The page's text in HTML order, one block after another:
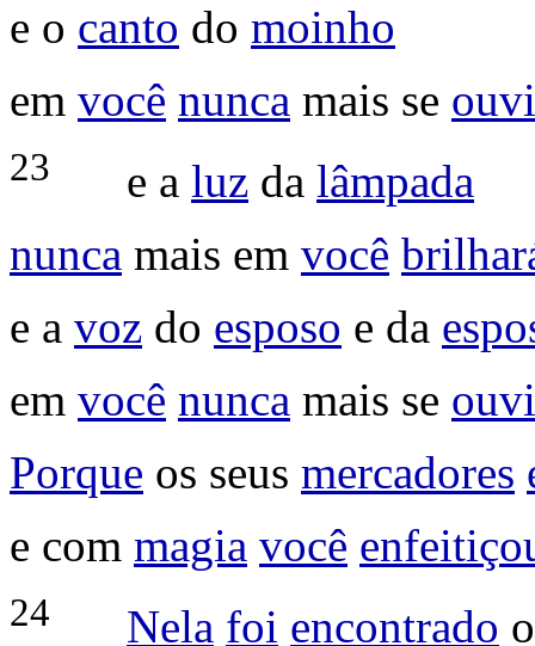
e o canto do moinho
em você nunca mais se
23 e a luz da lâmpada
nunca mais em você
e a voz do esposo e da
em você nunca mais se
Porque os seus mercadores
e com magia você
24 Nela foi encontrado